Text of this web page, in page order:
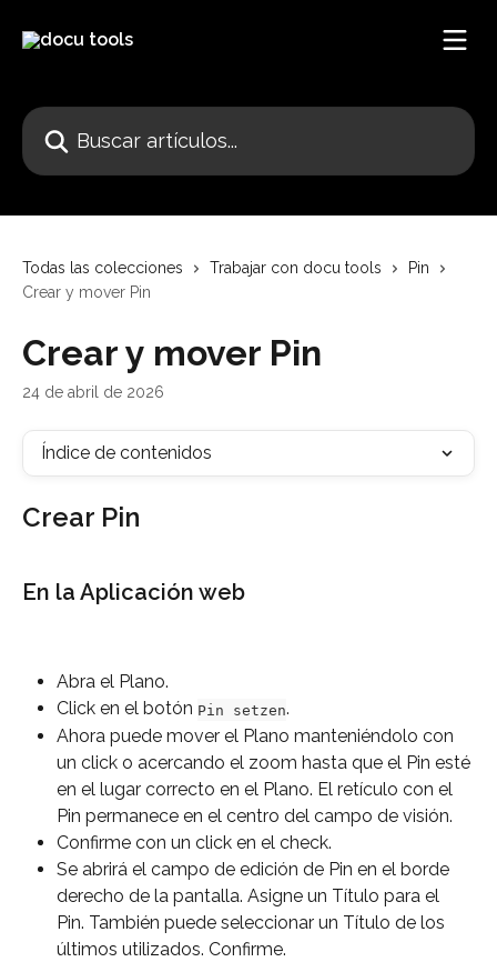
Buscar artículos...
Todas las colecciones Trabajar con docu tools
Pin
Crear y mover Pin
Crear y mover Pin
24 de abril de 2026
Índice de contenidos
Crear Pin
En la Aplicación web
Abra el Plano.
Click en el botón Pin setzen.
Ahora puede mover el Plano manteniéndolo con
un click o acercando el zoom hasta que el Pin esté
en el lugar correcto en el Plano. El retículo con el
Pin permanece en el centro del campo de visión.
Confirme con un click en el check.
Se abrirá el campo de edición de Pin en el borde
derecho de la pantalla. Asigne un Título para el
Pin. También puede seleccionar un Título de los
últimos utilizados. Confirme.